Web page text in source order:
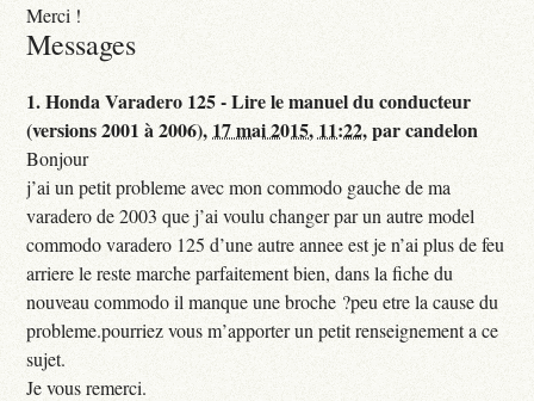
Merci !
Messages
1.Honda Varadero 125 - Lire le manuel du conducteur
(versions 2001 à 2006), 17 mai 2015, 11:22,parcandelon
Bonjour
j’ai un petit probleme avec mon commodo gauche de ma
varadero de 2003 que j’ai voulu changer par un autre model
commodo varadero 125 d’une autre annee est je n’ai plus de feu
arriere le reste marche parfaitement bien, dans la fiche du
nouveau commodo il manque une broche ?peu etre la cause du
probleme.pourriez vous m’apporter un petit renseignement a ce
sujet.
Je vous remerci.